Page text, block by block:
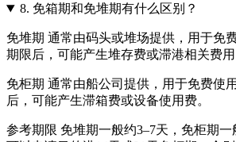
8. 免箱期和免堆期有什么区别？
免堆期 通常由码头或堆场提供，用于免
期限后，可能产生堆存费或滞港相关费用
免柜期 通常由船公司提供，用于免费使
后，可能产生滞箱费或设备使用费。
参考期限 免堆期一般约3–7天，免柜期